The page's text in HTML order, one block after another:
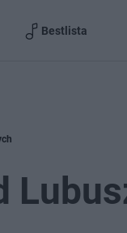
Bestlista